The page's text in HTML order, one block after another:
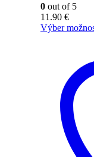
0 out of 5
11.90 €
Výber